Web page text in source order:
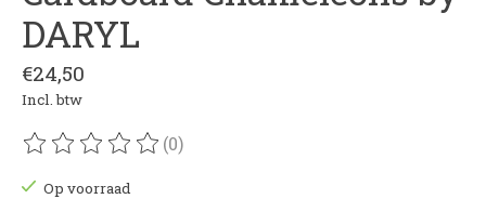
DARYL
€24,50
Incl. btw
De beoordeling van dit product is
(0)
Op voorraad